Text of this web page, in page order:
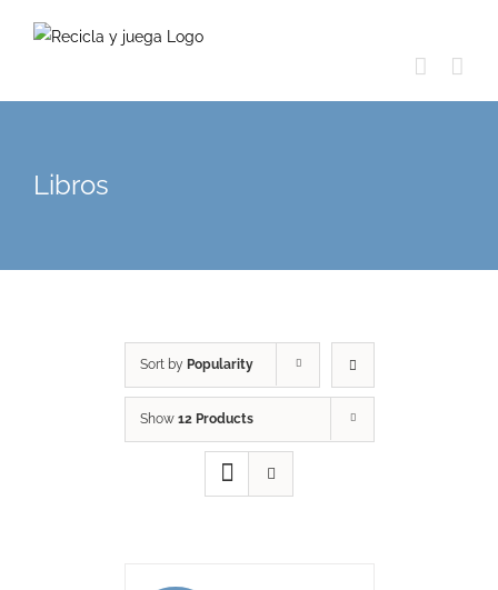
Libros
Sort by Popularity
Show 12 Products